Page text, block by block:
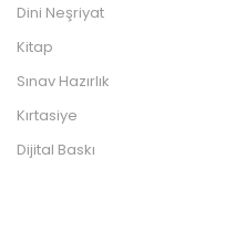
Dini Neşriyat
Kitap
Sınav Hazırlık
Kırtasiye
Dijital Baskı